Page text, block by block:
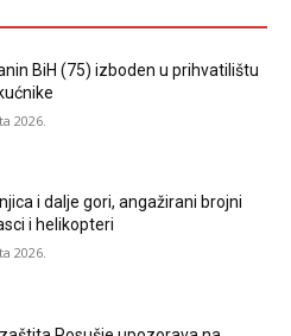
BiH (75) izboden u prihvatilištu
2026.
i dalje gori, angažirani brojni
i helikopteri
2026.